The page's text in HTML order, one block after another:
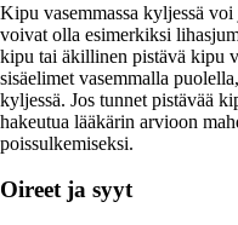
Kipu vasemmassa kyljessä
voivat olla esimerkiksi
kipu tai äkillinen pistävä kipu
sisäelimet vasemmalla
kyljessä. Jos tunnet pistävää
hakeutua lääkärin arvioon
poissulkemiseksi.
Oireet ja syyt